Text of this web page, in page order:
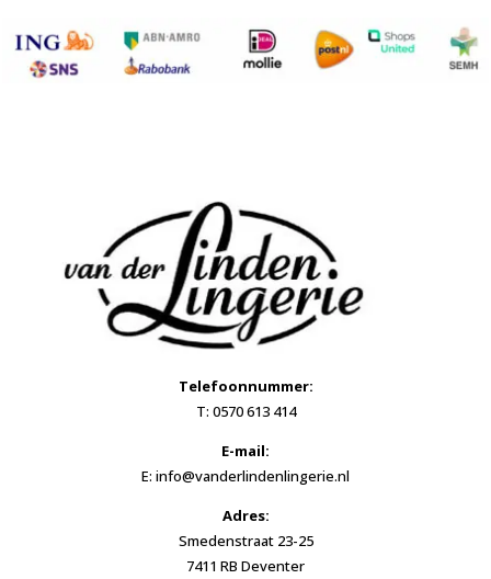
Telefoonnummer:
T: 0570 613 414
E-mail:
E: info@vanderlindenlingerie.nl
Adres:
Smedenstraat 23-25
7411 RB Deventer